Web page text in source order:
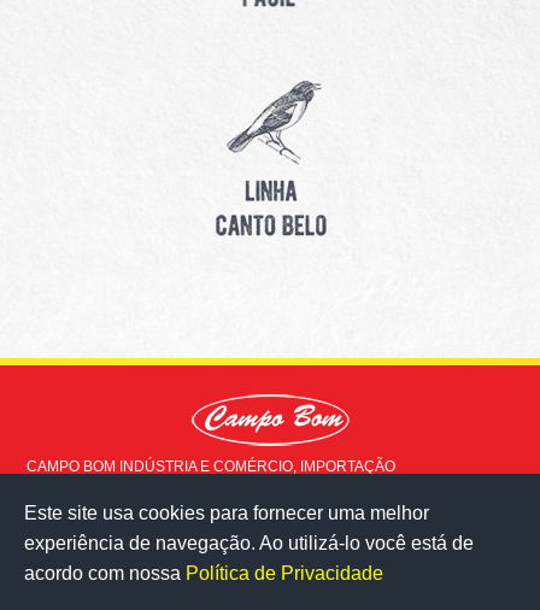
CAMPO BOM INDÚSTRIA E COMÉRCIO, IMPORTAÇÃO
Rua Doutor Milton Ladeira, 517
Milho Branco - Juiz de Fora - MG
36083-020
Este site usa cookies para fornecer uma melhor
experiência de navegação. Ao utilizá-lo você está de
acordo com nossa Política de Privacidade